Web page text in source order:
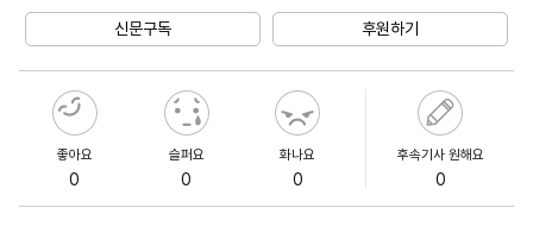
신문구독 후원하기
좋아요
0
슬퍼요
0
화나요
0
후속기사 원해요
0